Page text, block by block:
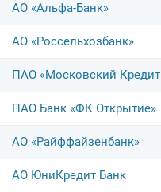
АО «Альфа-Банк»
АО «Россельхозбанк»
ПАО «Московский
ПАО Банк «ФК Открытие»
АО «Райффайзенбанк»
АО ЮниКредит Банк